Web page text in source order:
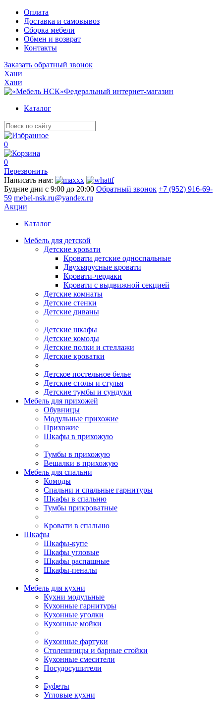
Оплата
Доставка и самовывоз
Сборка мебели
Обмен и возврат
Контакты
Заказать обратный звонок
Хани
Хани
Федеральный интернет-магазин
Каталог
0
0
Перезвонить
Написать нам:
Будние дни с 9:00 до 20:00 Обратный звонок +7 (952) 916-69-
59 mebel-nsk.ru@yandex.ru
Акции
Каталог
Мебель для детской
Детские кровати
Кровати детские односпальные
Двухъярусные кровати
Кровати-чердаки
Кровати с выдвижной секцией
Детские комнаты
Детские стенки
Детские диваны
Детские шкафы
Детские комоды
Детские полки и стеллажи
Детские кроватки
Детское постельное белье
Детские столы и стулья
Детские тумбы и сундуки
Мебель для прихожей
Обувницы
Модульные прихожие
Прихожие
Шкафы в прихожую
Тумбы в прихожую
Вешалки в прихожую
Мебель для спальни
Комоды
Спальни и спальные гарнитуры
Шкафы в спальню
Тумбы прикроватные
Кровати в спальню
Шкафы
Шкафы-купе
Шкафы угловые
Шкафы распашные
Шкафы-пеналы
Мебель для кухни
Кухни модульные
Кухонные гарнитуры
Кухонные уголки
Кухонные мойки
Кухонные фартуки
Столешницы и барные стойки
Кухонные смесители
Посудосушители
Буфеты
Угловые кухни